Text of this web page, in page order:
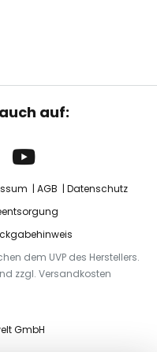
auf:
AGB
Datenschutz
dem UVP des Herstellers.
zzgl. Versandkosten
GmbH